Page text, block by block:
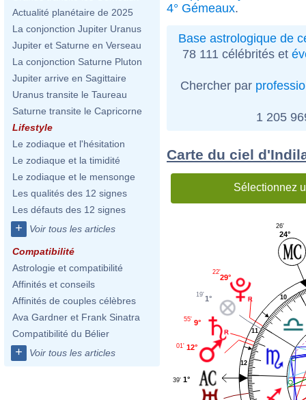
Actualité planétaire de 2025
La conjonction Jupiter Uranus
Jupiter et Saturne en Verseau
La conjonction Saturne Pluton
Jupiter arrive en Sagittaire
Uranus transite le Taureau
Saturne transite le Capricorne
Lifestyle
Le zodiaque et l'hésitation
Le zodiaque et la timidité
Le zodiaque et le mensonge
Les qualités des 12 signes
Les défauts des 12 signes
+ Voir tous les articles
Compatibilité
Astrologie et compatibilité
Affinités et conseils
Affinités de couples célèbres
Ava Gardner et Frank Sinatra
Compatibilité du Bélier
+ Voir tous les articles
4° Gémeaux.
Base astrologique de
78 111 célébrités et
Chercher par
1 205
Carte du ciel
Sélectionnez
10
11
12
24°
26'
29°
22'
1°
19'
9°
55'
12°
01'
1°
39'